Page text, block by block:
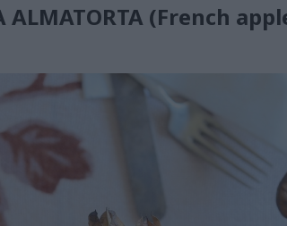
ALMATORTA (French